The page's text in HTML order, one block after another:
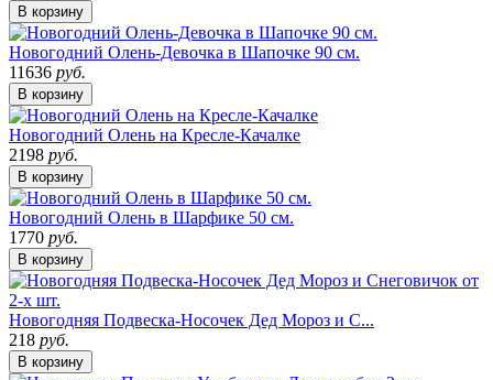
В корзину
Новогодний Олень-Девочка в Шапочке 90 см.
11636 руб.
В корзину
Новогодний Олень на Кресле-Качалке
2198 руб.
В корзину
Новогодний Олень в Шарфике 50 см.
1770 руб.
В корзину
Новогодняя Подвеска-Носочек Дед Мороз и С...
218 руб.
В корзину